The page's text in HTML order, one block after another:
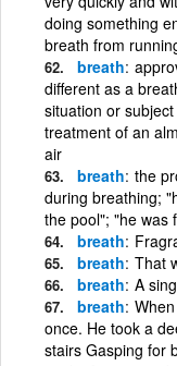
doing something
breath from
breath
different as a
situation or
treatment of an
air
breath the
during breathing;
the pool"; "he was
breath
breath That
breath A
breath
once. He took a
stairs Gasping for